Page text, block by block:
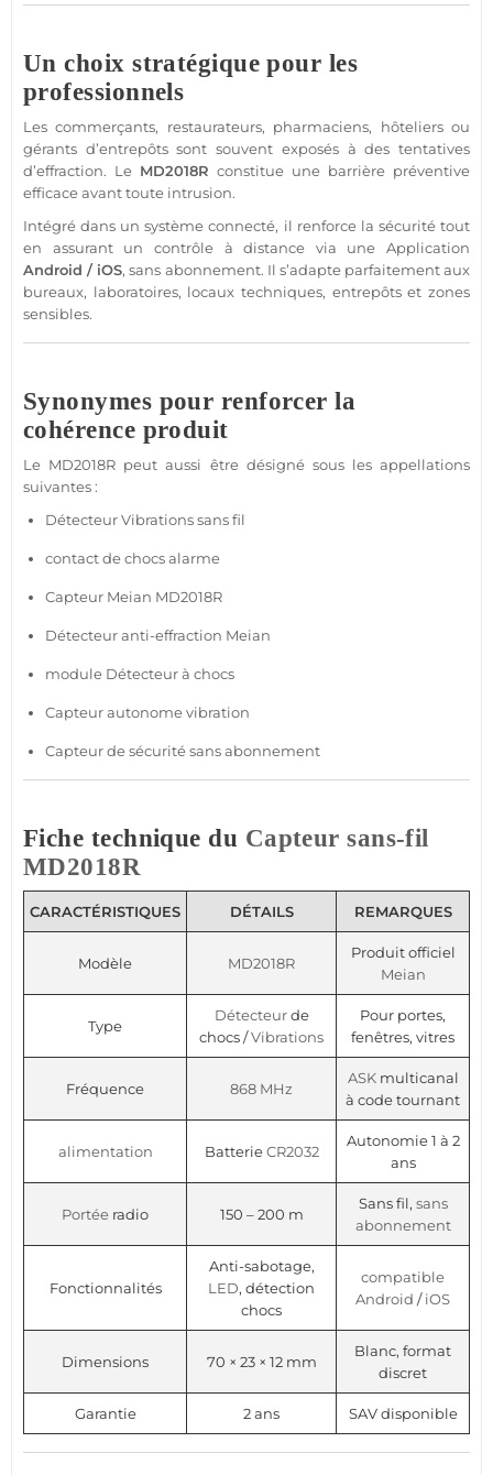
Un choix stratégique pour les
professionnels
Les commerçants, restaurateurs, pharmaciens, hôteliers ou
gérants d’entrepôts sont souvent exposés à des tentatives
d’effraction. Le MD2018R constitue une barrière préventive
efficace avant toute intrusion.
Intégré dans unsystème connecté, il renforce la sécuritétout
en assurant un contrôle à distance via une Application
Android / iOS,sans abonnement. Il s’adapte parfaitement aux
bureaux, laboratoires, locaux techniques, entrepôts et zones
sensibles.
Synonymes pour renforcer la
cohérence produit
Le MD2018R peut aussi être désigné sous les appellations
suivantes :
DétecteurVibrationssans fil
contactde chocsalarme
Capteur Meian MD2018R
Détecteuranti-effraction Meian
module Détecteurà chocs
Capteurautonome vibration
Capteurdesécuritésans abonnement
Fiche technique du Capteur sans-fil
MD2018R
CARACTÉRISTIQUES DÉTAILS REMARQUES
Modèle MD2018R
Produit officiel
Meian
Type
Détecteurde
chocs /Vibrations
Pour portes,
fenêtres, vitres
Fréquence 868 MHz
ASKmulticanal
à code tournant
alimentation BatterieCR2032
Autonomie 1 à 2
ans
Portée radio 150 – 200 m
Sans fil, sans
abonnement
Fonctionnalités
Anti-sabotage,
LED, détection
chocs
compatible
Android /iOS
Dimensions 70 × 23 × 12 mm
Blanc, format
discret
Garantie 2 ans SAV disponible